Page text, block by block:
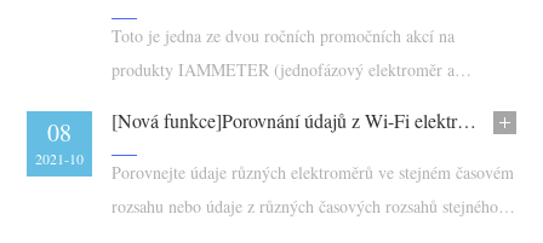
Prozkoumat web
Žebříček FV
Toto je jedna ze dvou ročních promočních akcí na
produkty IAMMETER (jednofázový elektroměr a
26
2021-10
[Nová funkce]Porovnání údajů z Wi-Fi elektroměru
Porovnejte údaje různých elektroměrů ve stejném časovém
rozsahu nebo údaje z různých časových rozsahů stejného
08
2021-10